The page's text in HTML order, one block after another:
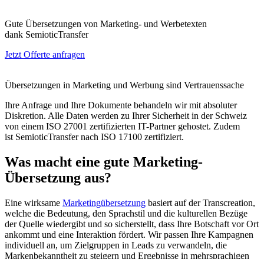
Gute Übersetzungen von Marketing- und Werbetexten
dank SemioticTransfer
Jetzt Offerte anfragen
Übersetzungen in Marketing und Werbung sind Vertrauenssache
Ihre Anfrage und Ihre Dokumente behandeln wir mit absoluter
Diskretion. Alle Daten werden zu Ihrer Sicherheit in der Schweiz
von einem ISO 27001 zertifizierten IT-Partner gehostet. Zudem
ist SemioticTransfer nach ISO 17100 zertifiziert.
Was macht eine gute Marketing-
Übersetzung aus?
Eine wirksame Marketingübersetzung basiert auf der Transcreation,
welche die Bedeutung, den Sprachstil und die kulturellen Bezüge
der Quelle wiedergibt und so sicherstellt, dass Ihre Botschaft vor Ort
ankommt und eine Interaktion fördert. Wir passen Ihre Kampagnen
individuell an, um Zielgruppen in Leads zu verwandeln, die
Markenbekanntheit zu steigern und Ergebnisse in mehrsprachigen